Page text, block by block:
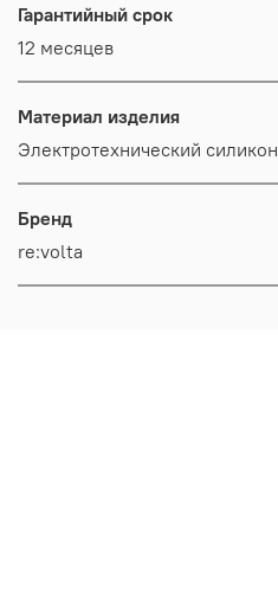
Гарантийный срок
12 месяцев
Материал изделия
Электротехнический силикон
Бренд
re:volta